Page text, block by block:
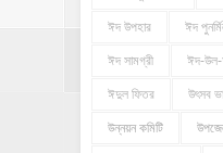
ঈদ উপহার ঈদ
ঈদ সামগ্রী ঈদ-
ঈদুল ফিতর উৎসব
উন্নয়ন কমিটি